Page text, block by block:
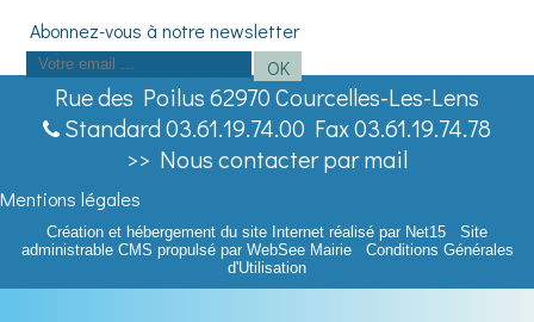
votre
adresse
email
(obligatoire)
OK
Rue des Poilus 62970 Courcelles-Les-Lens
Standard 03.61.19.74.00 Fax 03.61.19.74.78
>> Nous contacter par mail
Mentions légales
Création et hébergement du site Internet réalisé par Net15 - Site
administrable CMS propulsé par WebSee Mairie- Conditions Générales
d'Utilisation